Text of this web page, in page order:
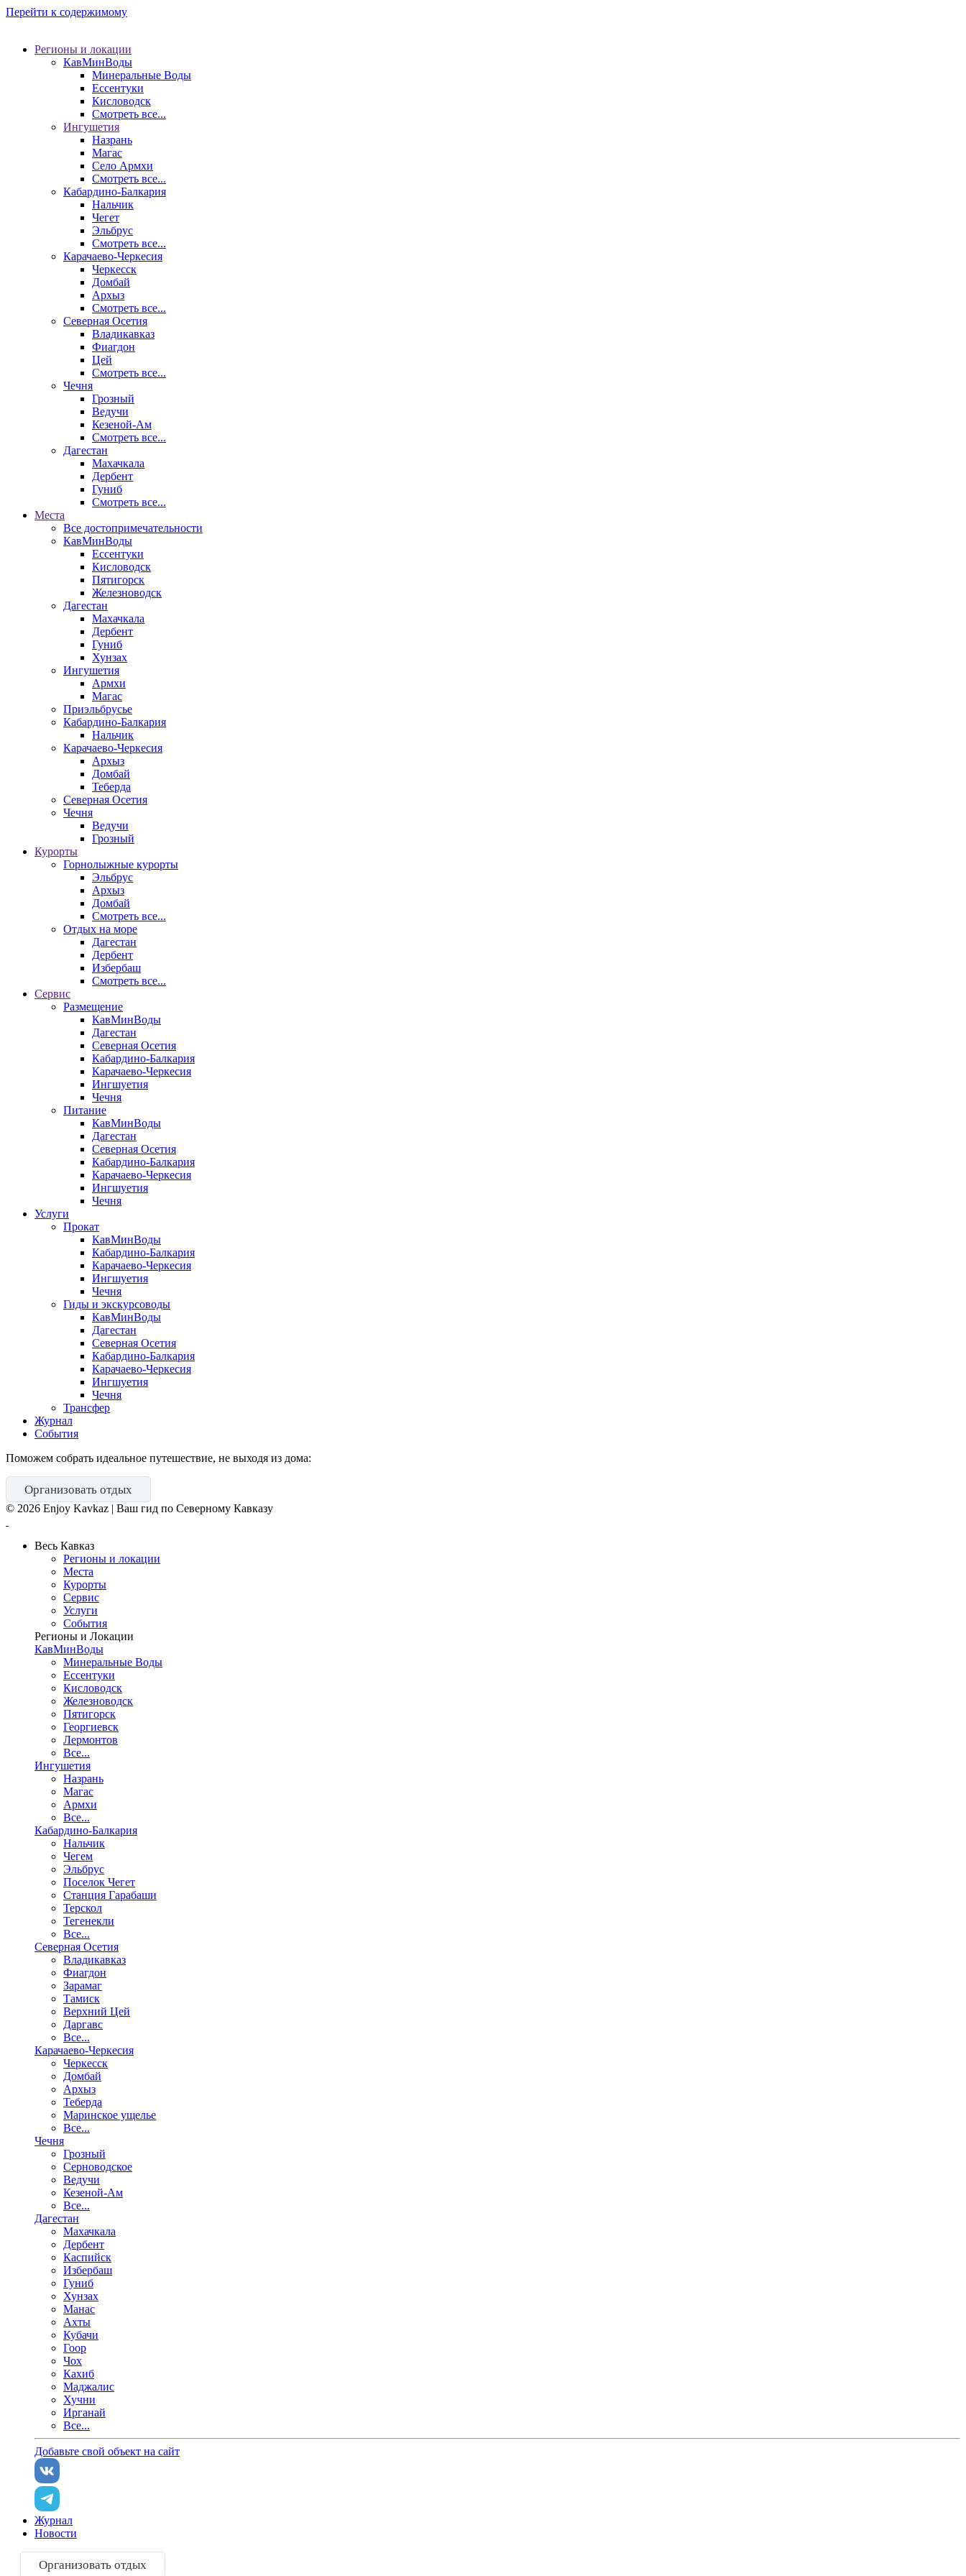
Перейти к содержимому
Регионы и локации
КавМинВоды
Минеральные Воды
Ессентуки
Кисловодск
Смотреть все...
Ингушетия
Назрань
Магас
Село Армхи
Смотреть все...
Кабардино-Балкария
Нальчик
Чегет
Эльбрус
Смотреть все...
Карачаево-Черкесия
Черкесск
Домбай
Архыз
Смотреть все...
Северная Осетия
Владикавказ
Фиагдон
Цей
Смотреть все...
Чечня
Грозный
Ведучи
Кезеной-Ам
Смотреть все...
Дагестан
Махачкала
Дербент
Гуниб
Смотреть все...
Места
Все достопримечательности
КавМинВоды
Ессентуки
Кисловодск
Пятигорск
Железноводск
Дагестан
Махачкала
Дербент
Гуниб
Хунзах
Ингушетия
Армхи
Магас
Приэльбрусье
Кабардино-Балкария
Нальчик
Карачаево-Черкесия
Архыз
Домбай
Теберда
Северная Осетия
Чечня
Ведучи
Грозный
Курорты
Горнолыжные курорты
Эльбрус
Архыз
Домбай
Смотреть все...
Отдых на море
Дагестан
Дербент
Избербаш
Смотреть все...
Сервис
Размещение
КавМинВоды
Дагестан
Северная Осетия
Кабардино-Балкария
Карачаево-Черкесия
Ингшуетия
Чечня
Питание
КавМинВоды
Дагестан
Северная Осетия
Кабардино-Балкария
Карачаево-Черкесия
Ингшуетия
Чечня
Услуги
Прокат
КавМинВоды
Кабардино-Балкария
Карачаево-Черкесия
Ингшуетия
Чечня
Гиды и экскурсоводы
КавМинВоды
Дагестан
Северная Осетия
Кабардино-Балкария
Карачаево-Черкесия
Ингшуетия
Чечня
Трансфер
Журнал
События
Поможем собрать идеальное путешествие, не выходя из дома:
Организовать отдых
© 2026 Enjoy Kavkaz | Ваш гид по Северному Кавказу
Весь Кавказ
Регионы и локации
Места
Курорты
Сервис
Услуги
События
Регионы и Локации
КавМинВоды
Минеральные Воды
Ессентуки
Кисловодск
Железноводск
Пятигорск
Георгиевск
Лермонтов
Все...
Ингушетия
Назрань
Магас
Армхи
Все...
Кабардино-Балкария
Нальчик
Чегем
Эльбрус
Поселок Чегет
Станция Гарабаши
Терскол
Тегенекли
Все...
Северная Осетия
Владикавказ
Фиагдон
Зарамаг
Тамиск
Верхний Цей
Даргавс
Все...
Карачаево-Черкесия
Черкесск
Домбай
Архыз
Теберда
Маринское ущелье
Все...
Чечня
Грозный
Серноводское
Ведучи
Кезеной-Ам
Все...
Дагестан
Махачкала
Дербент
Каспийск
Избербаш
Гуниб
Хунзах
Манас
Ахты
Кубачи
Гоор
Чох
Кахиб
Маджалис
Хучни
Ирганай
Все...
Добавьте свой объект на сайт
Журнал
Новости
Организовать отдых